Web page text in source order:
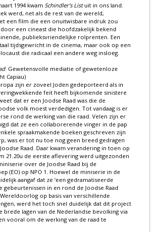
1994 kwam Schindler’s Listuit in ons land.
werd, net als de rest van de wereld,
een film die een onuitwisbare indruk zou
een cineast die hoofdzakelijk bekend
publieksvriendelijke rolprenten. Een
tijdsgewricht in de cinema, maar ook op een
die radicaal een andere weg insloeg.
: Gewetensvolle mediatie of gewetenloze
Capiau)
zijn er zoveel Joden gedeporteerd als in
feit heeft bijkomende sinistere
dat er een Joodse Raad was die de
volk moest verdedigen. Tot vandaag is er
rond de werking van die raad. Velen zijn er
dat ze een collaborerende vinger in de pap
spraakmakende boeken geschreven zijn
was er tot nu toe nog geen breed gedragen
Raad. Daar kwam verandering in toen op
21.20u de eerste aflevering werd uitgezonden
over de Joodse Raad bij de
(EO) op NPO 1. Hoewel de miniserie in de
aangaf dat ze ‘een gedramatiseerde
gebeurtenissen in en rond de Joodse Raad
op basis van verschillende
werd het toch snel duidelijk dat dit project
brede lagen van de Nederlandse bevolking via
vooral om de werking van de raad te